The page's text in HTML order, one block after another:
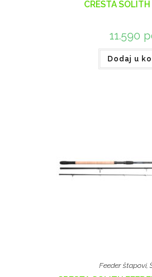
CRESTA
11.590
Dodaj u
Feeder štapovi,